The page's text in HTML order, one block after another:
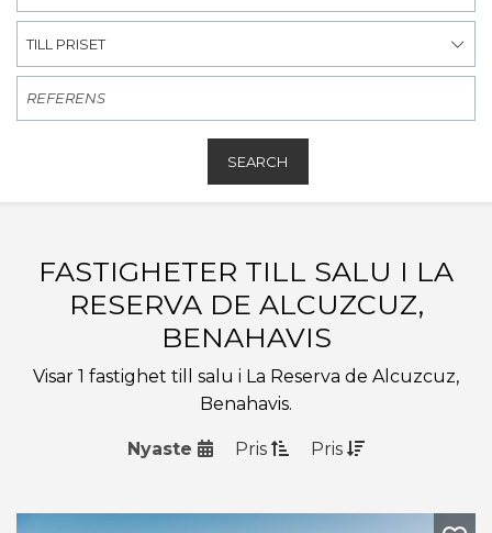
TILL PRISET
SEARCH
FASTIGHETER TILL SALU I LA
RESERVA DE ALCUZCUZ,
BENAHAVIS
Visar 1 fastighet till salu i La Reserva de Alcuzcuz,
Benahavis.
Nyaste Pris Pris